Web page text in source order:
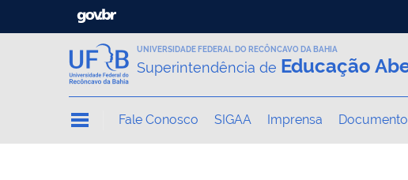
UNIVERSIDADE FEDERAL DO RECÔNCAVO DA BAHIA
Superintendência de Educação
Fale Conosco SIGAA Imprensa